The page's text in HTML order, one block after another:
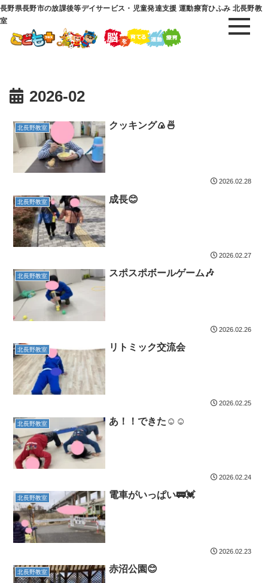
長野県長野市の放課後等デイサービス・児童発達支援 運動療育ひふみ 北長野教
室
2026-02
北長野教室 クッキング🍙🍜
2026.02.28
北長野教室 成長😊
2026.02.27
北長野教室 スポスポボールゲーム🎶
2026.02.26
北長野教室 リトミック交流会
2026.02.25
北長野教室 あ！！できた☺️☺️
2026.02.24
北長野教室 電車がいっぱい🚃💓
2026.02.23
北長野教室 赤沼公園😊